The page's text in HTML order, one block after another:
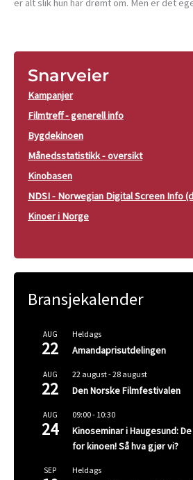
er alt slik hun har drømt om. Men er det
Snarveier
Kampanjer
Filmtreff - generell info
Bygdekinoen
Månedsstatistikk - oversikt
Kinobasen
NDSI - Norwegian Digital Screen Info
Kinoer i Norge
Bransjekalender
AUG
22
Heldags
Amandaprisutdelingen
AUG
22
22 august-28 august
Den Norske Filmfestivalen
AUG
24
09:00- 10:30
Kinoseminar i Haugesund:
for kinoen! Så hva gjør vi?
SEP Heldags